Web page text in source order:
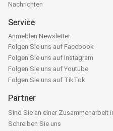
Nachrichten
Service
Anmelden Newsletter
Folgen Sie uns auf Facebook
Folgen Sie uns auf Instagram
Folgen Sie uns auf Youtube
Folgen Sie uns auf TikTok
Partner
Sind Sie an einer Zusammenarbeit
Schreiben Sie uns